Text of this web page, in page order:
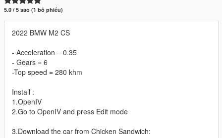
5.0 / 5 sao (1 bỏ phiếu)
2022 BMW M2 CS
- Acceleration = 0.35
- Gears = 6
-Top speed = 280 khm
Install :
1.OpenIV
2.Go to OpenIV and press Edit mode
3.Download the car from Chicken Sandwich: